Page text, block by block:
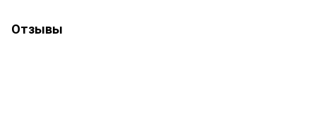
Отзывы